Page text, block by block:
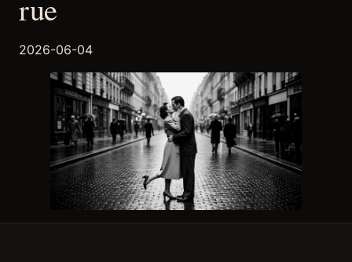
DISCORD
rue
2026-06-04